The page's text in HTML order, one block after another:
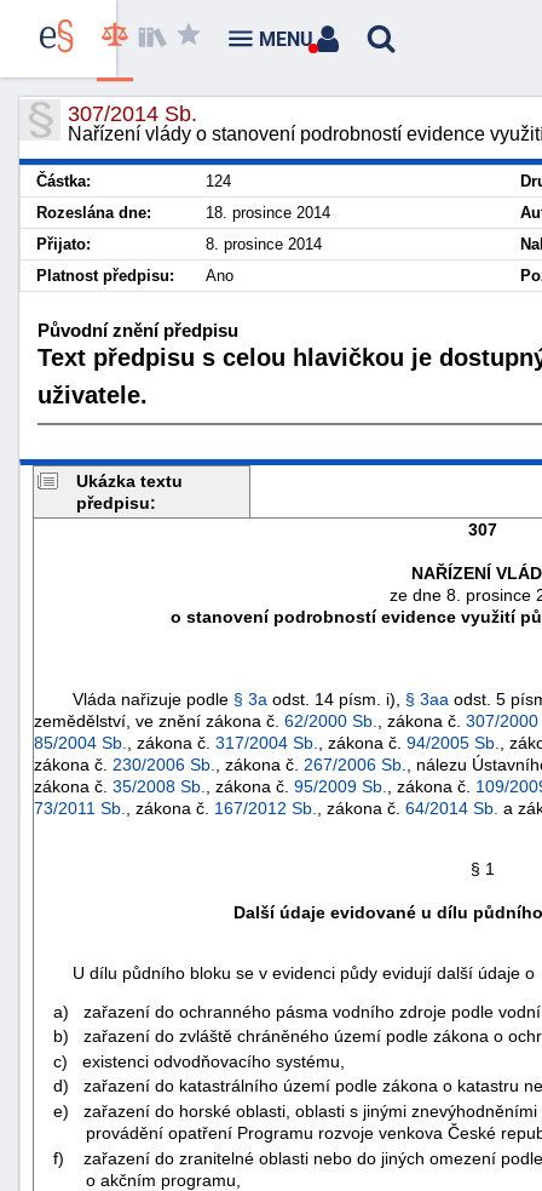
307/2014 Sb.
Nařízení vlády o stanovení podrobností evidence
Částka: 124
Rozeslána dne:
18. prosince 2014
Přijato:
8. prosince 2014
Platnost předpisu:
Ano
Původní znění předpisu
Text předpisu s celou hlavičkou je
uživatele.
Ukázka textu
předpisu:
307
NAŘÍZENÍ
ze dne 8. prosince
o stanovení podrobností evidence využití
Vláda nařizuje podle § 3a odst. 14 písm. i), § 3aa odst. 5
zemědělství, ve znění zákona č. 62/2000 Sb. , zákona č. 307/2000
85/2004 Sb.
, zákona č. 317/2004 Sb. , zákona č. 94/2005 Sb.
,
zákona č. 230/2006 Sb. , zákona č. 267/2006 Sb.
, nálezu
zákona č. 35/2008 Sb. , zákona č. 95/2009 Sb. , zákona č. 109/
73/2011 Sb.
, zákona č. 167/2012 Sb. , zákona č. 64/2014 Sb. a
§ 1
Další údaje evidované u dílu
U dílu půdního bloku se v evidenci půdy evidují další údaje o
a) zařazení do ochranného pásma vodního zdroje podle
b) zařazení do zvláště chráněného území podle zákona o
c) existenci odvodňovacího systému,
d) zařazení do katastrálního území podle zákona o katastru
e) zařazení do horské oblasti, oblasti s jinými
provádění opatření Programu rozvoje venkova České
f) zařazení do zranitelné oblasti nebo do jiných omezení
o akčním programu,
MENU
škody